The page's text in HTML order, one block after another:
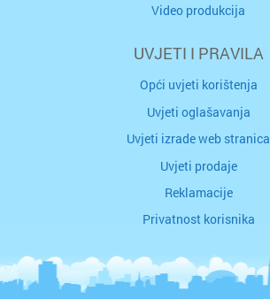
Video produkcija
UVJETI I PRAVILA
Opći uvjeti korištenja
Uvjeti oglašavanja
Uvjeti izrade web stranica
Uvjeti prodaje
Reklamacije
Privatnost korisnika